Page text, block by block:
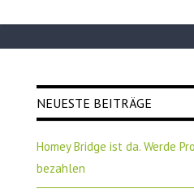
NEUESTE BEITRÄGE
Homey Bridge ist da. Werde
bezahlen